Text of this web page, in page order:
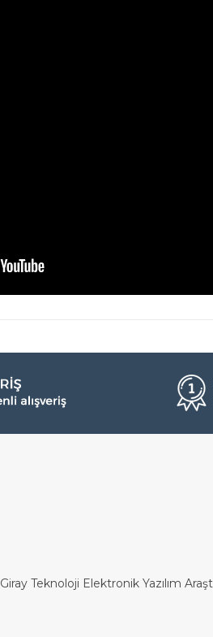
Giray Teknoloji Elektronik Yazılım